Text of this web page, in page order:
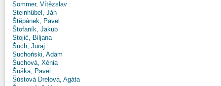
Sommer, Vítězslav
Steinhübel, Ján
Štěpánek, Pavel
Štofaník, Jakub
Stojić, Biljana
Šuch, Juraj
Suchoński, Adam
Šuchová, Xénia
Šuška, Pavel
Šústová Drelová, Agáta